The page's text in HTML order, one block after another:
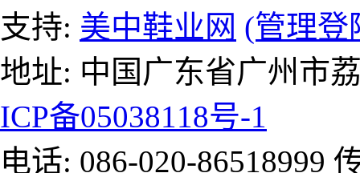
支持: 美中鞋业网 (管理登
地址: 中国广东省广州市
ICP备05038118号-1
电话: 086-020-86518999